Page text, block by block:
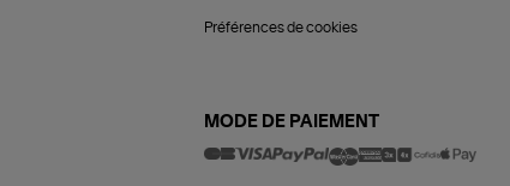
Préférences de cookies
MODE DE PAIEMENT